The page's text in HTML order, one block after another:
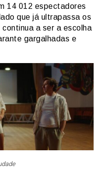
14 012 espectadores
que já ultrapassa os
a ser a escolha
gargalhadas e